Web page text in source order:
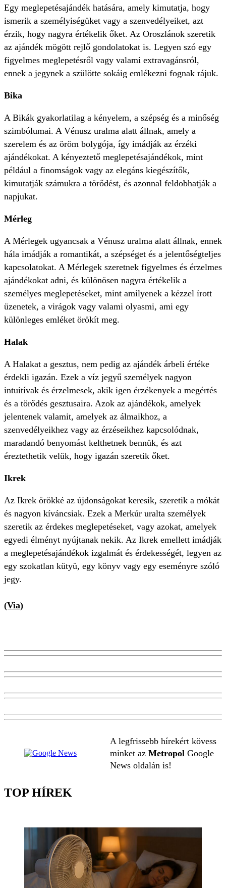
Egy meglepetésajándék hatására, amely kimutatja, hogy
ismerik a személyiségüket vagy a szenvedélyeiket, azt
érzik, hogy nagyra értékelik őket. Az Oroszlánok szeretik
az ajándék mögött rejlő gondolatokat is. Legyen szó egy
figyelmes meglepetésről vagy valami extravagánsról,
ennek a jegynek a szülötte sokáig emlékezni fognak rájuk.
Bika
A Bikák gyakorlatilag a kényelem, a szépség és a minőség
szimbólumai. A Vénusz uralma alatt állnak, amely a
szerelem és az öröm bolygója, így imádják az érzéki
ajándékokat. A kényeztető meglepetésajándékok, mint
például a finomságok vagy az elegáns kiegészítők,
kimutatják számukra a törődést, és azonnal feldobhatják a
napjukat.
Mérleg
A Mérlegek ugyancsak a Vénusz uralma alatt állnak, ennek
hála imádják a romantikát, a szépséget és a jelentőségteljes
kapcsolatokat. A Mérlegek szeretnek figyelmes és érzelmes
ajándékokat adni, és különösen nagyra értékelik a
személyes meglepetéseket, mint amilyenek a kézzel írott
üzenetek, a virágok vagy valami olyasmi, ami egy
különleges emléket örökít meg.
Halak
A Halakat a gesztus, nem pedig az ajándék árbeli értéke
érdekli igazán. Ezek a víz jegyű személyek nagyon
intuitívak és érzelmesek, akik igen érzékenyek a megértés
és a törődés gesztusaira. Azok az ajándékok, amelyek
jelentenek valamit, amelyek az álmaikhoz, a
szenvedélyeikhez vagy az érzéseikhez kapcsolódnak,
maradandó benyomást kelthetnek bennük, és azt
éreztethetik velük, hogy igazán szeretik őket.
Ikrek
Az Ikrek örökké az újdonságokat keresik, szeretik a mókát
és nagyon kíváncsiak. Ezek a Merkúr uralta személyek
szeretik az érdekes meglepetéseket, vagy azokat, amelyek
egyedi élményt nyújtanak nekik. Az Ikrek emellett imádják
a meglepetésajándékok izgalmát és érdekességét, legyen az
egy szokatlan kütyü, egy könyv vagy egy eseményre szóló
jegy.
(Via)
A legfrissebb hírekért kövess
minket az Metropol Google
News oldalán is!
TOP HÍREK